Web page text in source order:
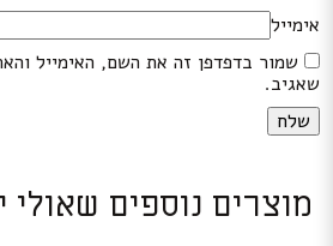
אימייל
שמור בדפדפן זה את השם, האימייל
שאגיב.
מוצרים נוספים שאולי